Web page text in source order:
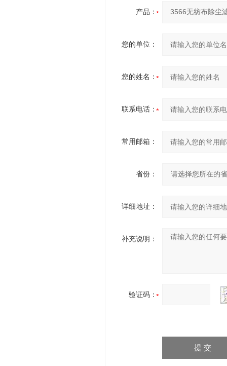
产品：
您的单位：
您的姓名：
联系电话：
常用邮箱：
省份：
详细地址：
补充说明：
验证码：